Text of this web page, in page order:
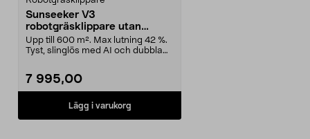
Sunseeker V3
robotgräsklippare utan
slinga, 600 m2
Upp till 600 m². Max lutning 42 %.
Tyst, slinglös med AI och dubbla
7 995,00
Lägg i varukorg